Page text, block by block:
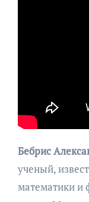
Бебрис
ученый,
математики и